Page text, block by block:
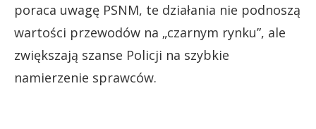
poraca uwagę PSNM, te działania nie podnoszą
wartości przewodów na „czarnym rynku”, ale
zwiększają szanse Policji na szybkie
namierzenie sprawców.